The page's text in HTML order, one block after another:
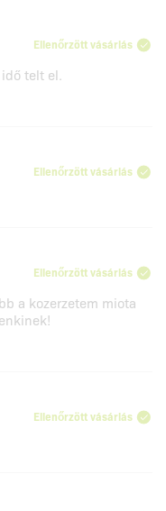
Ellenőrzött vásárlás
telt el.
Ellenőrzött vásárlás
Ellenőrzött vásárlás
a kozerzetem miota
Ellenőrzött vásárlás